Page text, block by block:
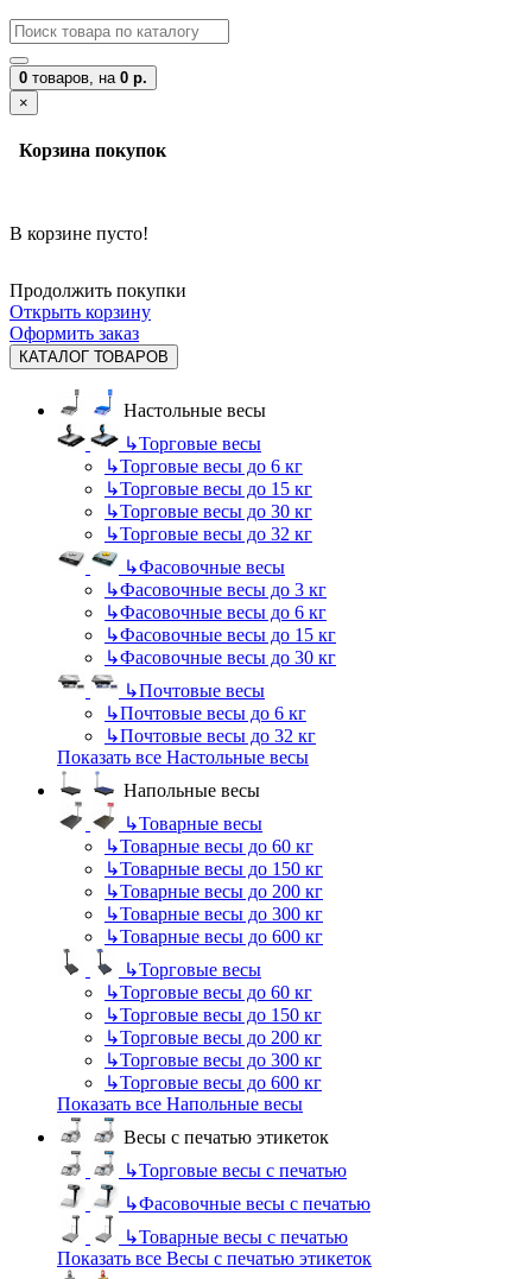
0 товаров, на 0 р.
×
Корзина покупок
В корзине пусто!
Продолжить покупки
Открыть корзину
Оформить заказ
КАТАЛОГ ТОВАРОВ
Настольные весы
↳Торговые весы
↳Торговые весы до 6 кг
↳Торговые весы до 15 кг
↳Торговые весы до 30 кг
↳Торговые весы до 32 кг
↳Фасовочные весы
↳Фасовочные весы до 3 кг
↳Фасовочные весы до 6 кг
↳Фасовочные весы до 15 кг
↳Фасовочные весы до 30 кг
↳Почтовые весы
↳Почтовые весы до 6 кг
↳Почтовые весы до 32 кг
Показать все Настольные весы
Напольные весы
↳Товарные весы
↳Товарные весы до 60 кг
↳Товарные весы до 150 кг
↳Товарные весы до 200 кг
↳Товарные весы до 300 кг
↳Товарные весы до 600 кг
↳Торговые весы
↳Торговые весы до 60 кг
↳Торговые весы до 150 кг
↳Торговые весы до 200 кг
↳Торговые весы до 300 кг
↳Торговые весы до 600 кг
Показать все Напольные весы
Весы с печатью этикеток
↳Торговые весы с печатью
↳Фасовочные весы с печатью
↳Товарные весы с печатью
Показать все Весы с печатью этикеток